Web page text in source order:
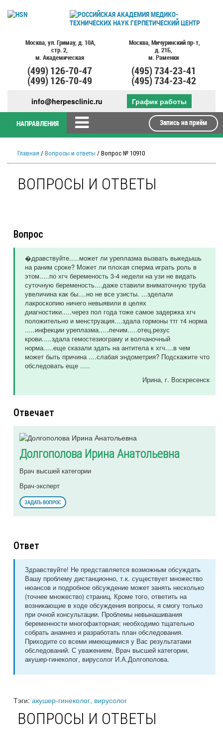
Москва, ул. Гримау, д. 10А,
стр. 2,
м. Академическая
(499)126-70-47
(499)126-70-49
Москва, Мичуринский пр-т,
д. 21Б,
м. Раменки
(495)734-23-41
(495)734-23-42
info@herpesclinic.ru График работы
НАПРАВЛЕНИЯ Запись на приём
Главная / Вопросы и ответы / Вопрос № 10910
ВОПРОСЫ И ОТВЕТЫ
Вопрос
�дравствуйте.....может ли уреплазма вызвать выкедышь
на раним сроке? Может ли плохая сперма играть роль в
этом.....по хгч беременость 3-4 недели на узи не видать
суточную беременость....даже ставили вниматочную труба
увеличина как бы....но не все узисты. ...зделали
лакроскопию ничего невыявили в целях
диагностики.....через пол года тоже самое задержка хгч
положительно и менструация....здала гормоны ттг т4 норма
.....инфекции уреплазма.....лечим.....отец.резус
крови.....здала гемостезиограму и волчаночный
норма.....еще сказали здать на антитела к хгч....в чем
может быть причина ....слабая эндометрия? Подскажите что
обследовать еще .....
Ирина, г. Воскресенск
Отвечает
Долгополова Ирина Анатольевна
Врач высшей категории
Врач-эксперт
ЗАДАТЬ ВОПРОС
Ответ
Здравствуйте! Не представляется возможным обсуждать
Вашу проблему дистанционно, т.к. существует множество
нюансов и подробное обсуждение может занять несколько
(точнее множество) страниц. Кроме того, ответить на
возникающие в ходе обсуждения вопросы, я смогу только
при очной консультации. Проблемы невынашивания
беременности многофакторная; необходимо тщательно
собрать анамнез и разработать план обследования.
Приходите со всеми имеющимися у Вас результатами
обследований. С уважением, Врач высшей категории,
акушер-гинеколог, вирусолог И.А.Долгополова.
Тэги: акушер-гинеколог, вирусолог
ВОПРОСЫ И ОТВЕТЫ